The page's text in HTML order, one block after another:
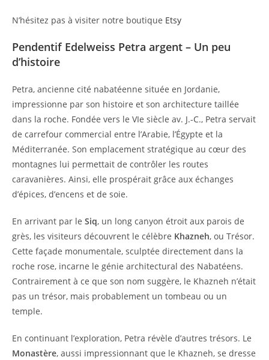
N’hésitez pas à visiter notre boutique Etsy
Pendentif Edelweiss Petra argent – Un peu
d’histoire
Petra, ancienne cité nabatéenne située en Jordanie,
impressionne par son histoire et son architecture taillée
dans la roche. Fondée vers le VIe siècle av. J.-C., Petra servait
de carrefour commercial entre l’Arabie, l’Égypte et la
Méditerranée. Son emplacement stratégique au cœur des
montagnes lui permettait de contrôler les routes
caravanières. Ainsi, elle prospérait grâce aux échanges
d’épices, d’encens et de soie.
En arrivant par le Siq, un long canyon étroit aux parois de
grès, les visiteurs découvrent le célèbre Khazneh, ou Trésor.
Cette façade monumentale, sculptée directement dans la
roche rose, incarne le génie architectural des Nabatéens.
Contrairement à ce que son nom suggère, le Khazneh n’était
pas un trésor, mais probablement un tombeau ou un
temple.
En continuant l’exploration, Petra révèle d’autres trésors. Le
Monastère, aussi impressionnant que le Khazneh, se dresse